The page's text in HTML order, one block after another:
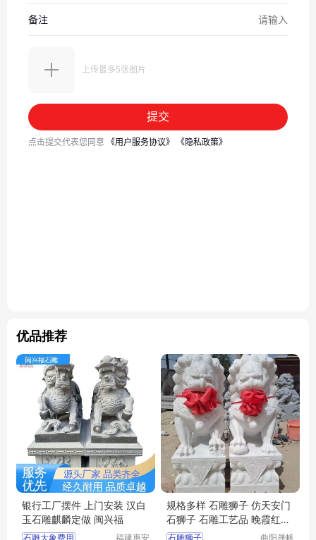
优品推荐
银行工厂摆件 上门安装 汉白
玉石雕麒麟定做 闽兴福
石雕大象费用
福建惠安
规格多样 石雕狮子 仿天安门
石狮子 石雕工艺品 晚霞红石
狮
石雕狮子
曲阳晟帆